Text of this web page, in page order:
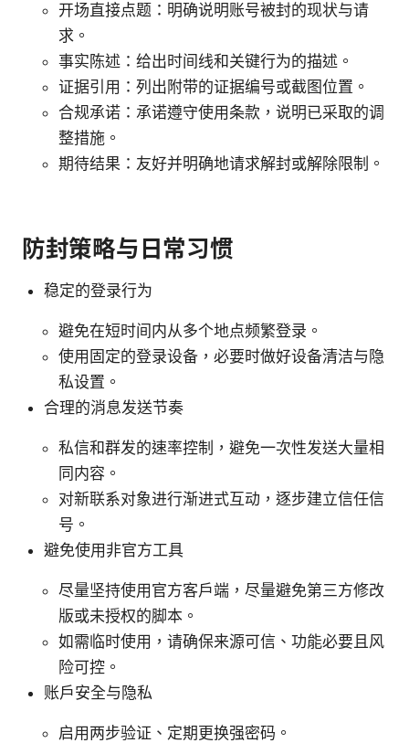
开场直接点题：明确说明账号被封的现状与请
求。
事实陈述：给出时间线和关键行为的描述。
证据引用：列出附带的证据编号或截图位置。
合规承诺：承诺遵守使用条款，说明已采取的调
整措施。
期待结果：友好并明确地请求解封或解除限制。
防封策略与日常习惯
稳定的登录行为
避免在短时间内从多个地点频繁登录。
使用固定的登录设备，必要时做好设备清洁与隐
私设置。
合理的消息发送节奏
私信和群发的速率控制，避免一次性发送大量相
同内容。
对新联系对象进行渐进式互动，逐步建立信任信
号。
避免使用非官方工具
尽量坚持使用官方客户端，尽量避免第三方修改
版或未授权的脚本。
如需临时使用，请确保来源可信、功能必要且风
险可控。
账户安全与隐私
启用两步验证、定期更换强密码。